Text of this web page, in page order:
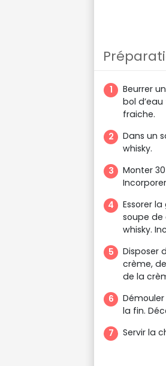
Beurrer
bol
fraiche.
Dans un
whisky.
Monter
Essorer
soupe
whisky.
Disposer
crème,
de la
la fin.
Servir la